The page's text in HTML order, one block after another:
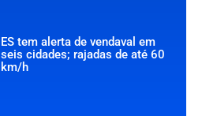
ES tem alerta de vendaval em
seis cidades; rajadas de até 60
km/h